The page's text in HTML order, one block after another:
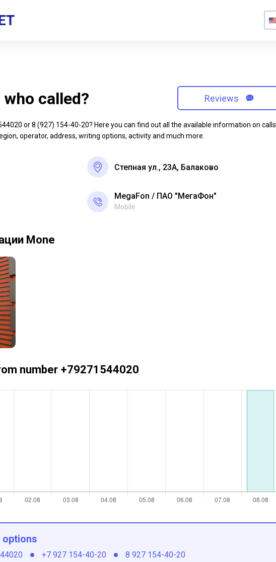
called? Reviews
or 8 (927) 154-40-20? Here you can find out all the available information on calls
operator, address, writing options, activity and much more.
Степная ул., 23А, Балаково
MegaFon ПАО "МегаФон"
Mobile
Mone
number +79271544020
options
+7 927 154-40-20
8 927 154-40-20